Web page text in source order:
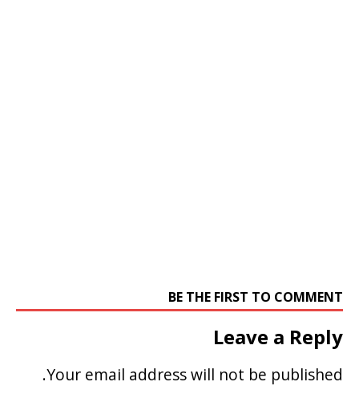
BE THE FIRST TO COMMENT
Leave a Reply
Your email address will not be published.